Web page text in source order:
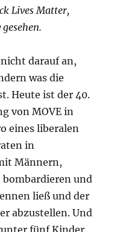
Lives Matter,
darauf an,
was die
Heute ist der 40.
von MOVE in
eines liberalen
in
Männern,
und
ließ und der
abzustellen. Und
fünf Kinder,